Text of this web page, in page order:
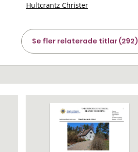
Hultcrantz Christer
Se fler relaterade titlar (292)